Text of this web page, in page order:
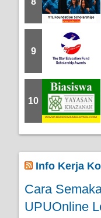
9
10
Info Kerja
Cara
UPUOnline